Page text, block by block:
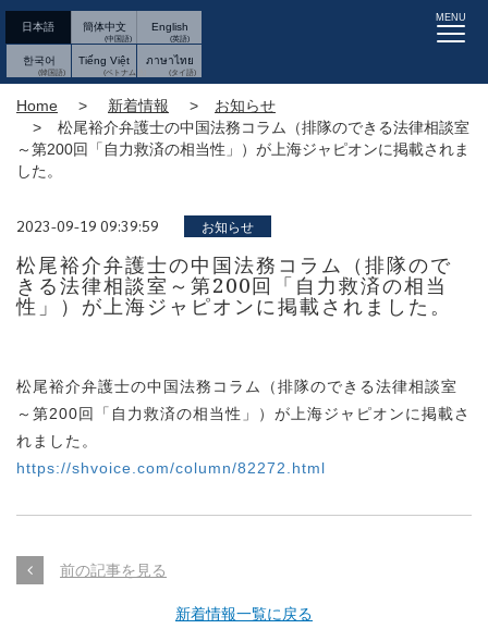
日本語 簡体中文 English
한국어 Tiếng Việt ภาษาไทย
MENU
Home 新着情報
お知らせ
松尾裕介弁護士の中国法務コラム（排隊のできる法律相談室
～第200回「自力救済の相当性」）が上海ジャピオンに掲載されま
した。
2023-09-19 09:39:59 お知らせ
松尾裕介弁護士の中国法務コラム（排隊ので
きる法律相談室～第200回「自力救済の相当
性」）が上海ジャピオンに掲載されました。
松尾裕介弁護士の中国法務コラム（排隊のできる法律相談室
～第200回「自力救済の相当性」）が上海ジャピオンに掲載さ
れました。
https://shvoice.com/column/82272.html
前の記事を見る
新着情報一覧に戻る